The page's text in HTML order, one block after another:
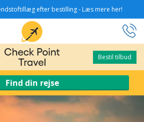
efter bestilling - Læs mere her!
Bestil tilbud
Bestil tilbud
Find din rejse